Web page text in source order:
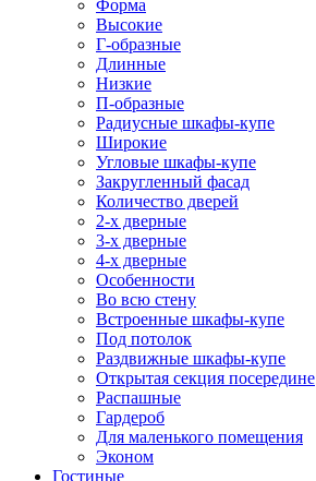
Форма
Высокие
Г-образные
Длинные
Низкие
П-образные
Радиусные шкафы-купе
Широкие
Угловые шкафы-купе
Закругленный фасад
Количество дверей
2-х дверные
3-х дверные
4-х дверные
Особенности
Во всю стену
Встроенные шкафы-купе
Под потолок
Раздвижные шкафы-купе
Открытая секция посередине
Распашные
Гардероб
Для маленького помещения
Эконом
Гостиные